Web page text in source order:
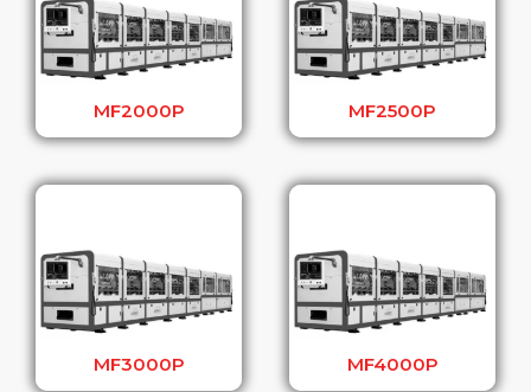
MF2000P MF2500P
MF3000P MF4000P